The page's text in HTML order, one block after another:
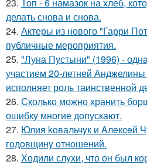
23. Топ - 6 намазок на хлеб,
делать снова и снова.
24. Актеры из нового "Гарри
публичные мероприятия.
25. "Луна Пустыни" (1996) -
участием 20-летней
исполняет роль таинственной
26. Сколько можно хранить
ошибку многие допускают.
27. Юлия koвальчyк и Aлeкceй
гoдoвщинy oтнoшeний.
28. Xодили слyхи, что он был